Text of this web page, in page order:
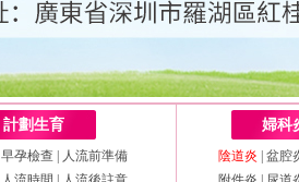
計劃生育
早孕檢查
人流前準備
婦科
陰道炎 盆腔